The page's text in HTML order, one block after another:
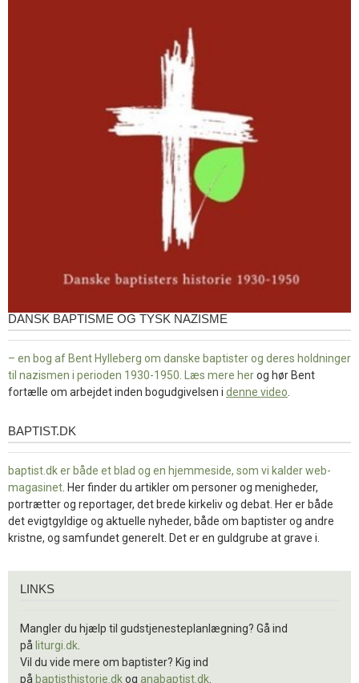
DANSK BAPTISME OG TYSK NAZISME
– en bog af Bent Hylleberg om danske baptister og deres holdninger
til nazismen i perioden 1930-1950. Læs mere herog hør Bent
fortælle om arbejdet inden bogudgivelsen i denne video
baptist.dk
BAPTIST.DK
baptist.dk er både et blad og en hjemmeside, som vi kalder web-
magasinet . Her finder du artikler om personer og menigheder,
portrætter og reportager, det brede kirkeliv og debat. Her er både
det evigtgyldige og aktuelle nyheder, både om baptister og andre
kristne, og samfundet generelt. Det er en guldgrube at grave i.
LINKS
Mangler du hjælp til gudstjenesteplanlægning? Gå ind
på liturgi.dk
Vil du vide mere om baptister? Kig ind
på baptisthistorie.dkog anabaptist.dk